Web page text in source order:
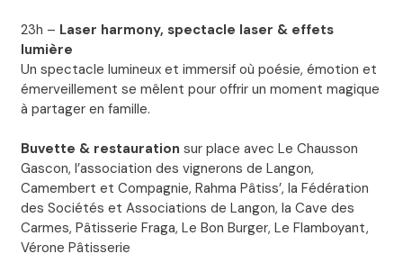
23h – Laser harmony, spectacle laser & effets
lumière
Un spectacle lumineux et immersif où poésie, émotion et
émerveillement se mêlent pour offrir un moment magique
à partager en famille.
Buvette & restauration sur place avec Le Chausson
Gascon, l’association des vignerons de Langon,
Camembert et Compagnie, Rahma Pâtiss’, la Fédération
des Sociétés et Associations de Langon, la Cave des
Carmes, Pâtisserie Fraga, Le Bon Burger, Le Flamboyant,
Vérone Pâtisserie